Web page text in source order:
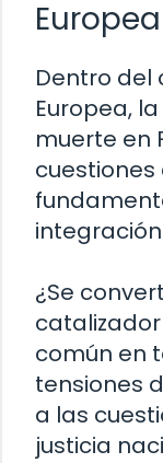
Europea
Dentro del
Europea,
muerte en
cuestiones
¿Se
común en
tensiones
a las
justicia